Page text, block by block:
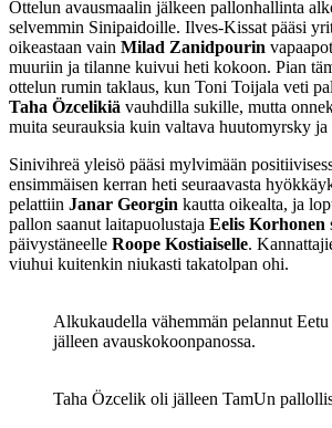
Ottelun avausmaalin jälkeen pallonhallinta
selvemmin Sinipaidoille. Ilves-Kissat pääsi
oikeastaan vain Milad Zanidpourin
muuriin ja tilanne kuivui heti kokoon. Pian
ottelun rumin taklaus, kun Toni Toijala veti
Taha Özcelikiä vauhdilla sukille, mutta
muita seurauksia kuin valtava huutomyrsky
Sinivihreä yleisö pääsi mylvimään
ensimmäisen kerran heti seuraavasta
pelattiin Janar Georgin kautta oikealta, ja
pallon saanut laitapuolustaja Eelis Korhonen
päivystäneelle Roope Kostiaiselle.
viuhui kuitenkin niukasti takatolpan ohi.
Alkukaudella vähemmän pelannut
jälleen avauskokoonpanossa.
Taha Özcelik oli jälleen TamUn